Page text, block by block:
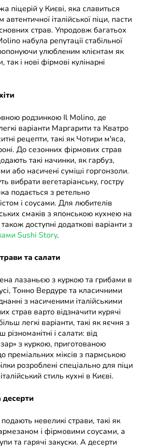
піцерій у Києві, яка славиться
італійської піци, пасти
страв. Упродовж багатьох
набула репутації стабільної
улюбленим клієнтам як
так і нові фірмові кулінарні
родзинкою Il Molino, де
варіанти Маргарити та Кватро
рецепти, такі як Чотири м'яса,
До сезонних фірмових страв
такі начинки, як гарбуз,
або насичені суміші горгонзоли.
вибрати вегетаріанську, гостру
подається з ретельно
і соусами. Для любителів
смаків з японською кухнею на
доступні додаткові варіанти з
Sushi Story.
та салати
лазаньєю з куркою та грибами в
Тонно Вердуре та класичними
з насиченими італійськими
страв варто відзначити курячі
легкі варіанти, такі як яєчня з
і салати: від
з куркою, приготованою
преміальних міксів з пармською
розроблені спеціально для піци
стиль кухні в Києві.
десерти
невеликі страви, такі як
і фірмовими соусами, а
та гарячі закуски. А десерти